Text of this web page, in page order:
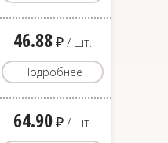
46.88д/ шт.
Подробнее
64.90д/ шт.